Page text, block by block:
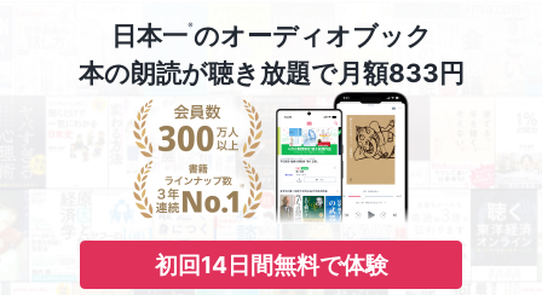
日本一※のオーディオブック
本の朗読が聴き放題で月額833円
初回14日間無料で体験